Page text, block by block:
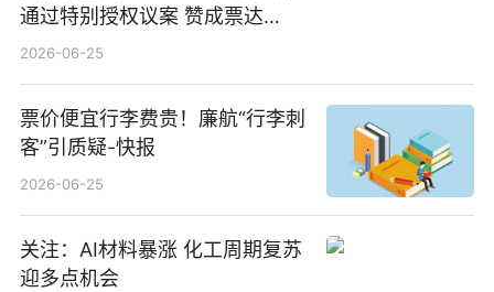
通过特别授权议案 赞成票达
100%_新动态
2026-06-25
票价便宜行李费贵！廉航“行李刺
客”引质疑-快报
2026-06-25
关注：AI材料暴涨 化工周期复苏
迎多点机会